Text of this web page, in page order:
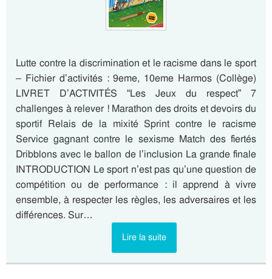
Lutte contre la discrimination et le racisme dans le sport
– Fichier d’activités : 9eme, 10eme Harmos (Collège)
LIVRET D’ACTIVITÉS “Les Jeux du respect” 7
challenges à relever ! Marathon des droits et devoirs du
sportif Relais de la mixité Sprint contre le racisme
Service gagnant contre le sexisme Match des fiertés
Dribblons avec le ballon de l’inclusion La grande finale
INTRODUCTION Le sport n’est pas qu’une question de
compétition ou de performance : il apprend à vivre
ensemble, à respecter les règles, les adversaires et les
différences. Sur…
Lire la suite